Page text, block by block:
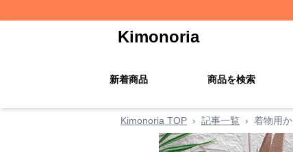
Kimonoria
新着商品 商品を検索
Kimonoria TOP › 記事一覧 › 着物用